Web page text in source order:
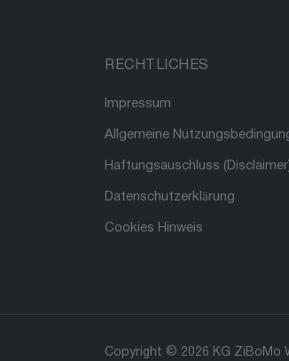
RECHTLICHES
Impressum
Allgemeine
Haftungsauschluss
Datenschutzerklärung
Cookies Hinweis
Copyright © 2026 KG ZiBoMo